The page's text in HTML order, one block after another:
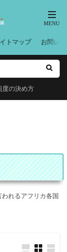
トマップ お問い
度の決め方
れるアフリカ各国